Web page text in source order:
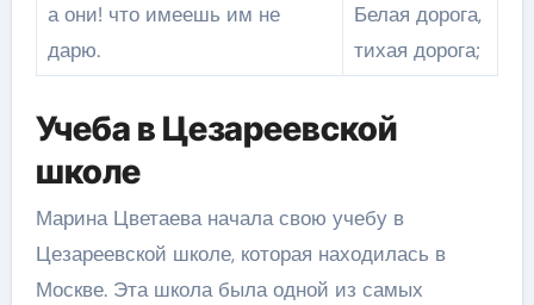
а они! что имеешь им не
дарю.
Белая дорога,
тихая дорога;
Учеба в Цезареевской
школе
Марина Цветаева начала свою учебу в
Цезареевской школе, которая находилась в
Москве. Эта школа была одной из самых